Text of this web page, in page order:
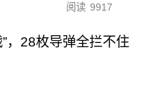
阅读 9917
，28枚导弹全拦不住